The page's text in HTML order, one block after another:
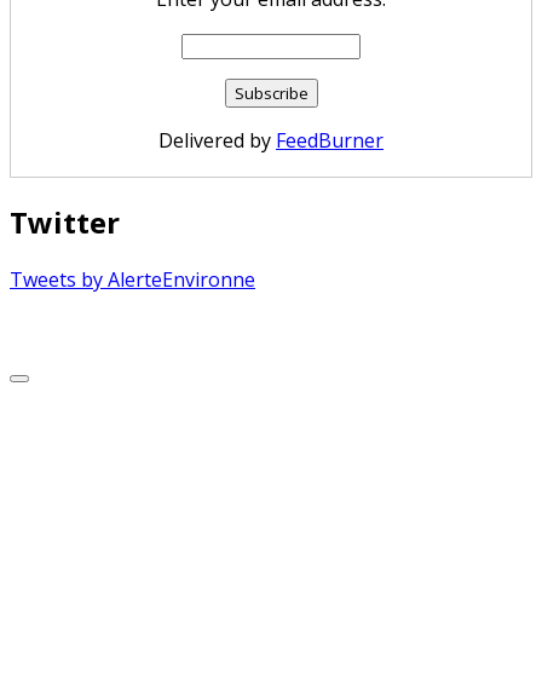
Delivered by FeedBurner
Twitter
Tweets by AlerteEnvironne
Scroll